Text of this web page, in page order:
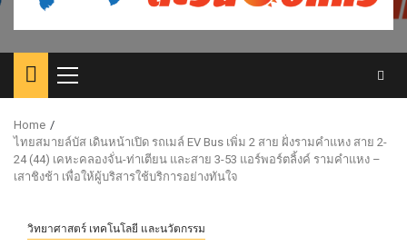
Primary
Menu
Home
ไทยสมายล์บัส เดินหน้าเปิด รถเมล์ EV Bus เพิ่ม 2 สาย ฝั่งรามคำแหง สาย 2-
24 (44) เคหะคลองจั่น-ท่าเตียน และสาย 3-53 แอร์พอร์ตลิ้งค์ รามคำแหง –
เสาชิงช้า เพื่อให้ผู้บริสารใช้บริการอย่างทันใจ
วิทยาศาสตร์ เทคโนโลยี และนวัตกรรม